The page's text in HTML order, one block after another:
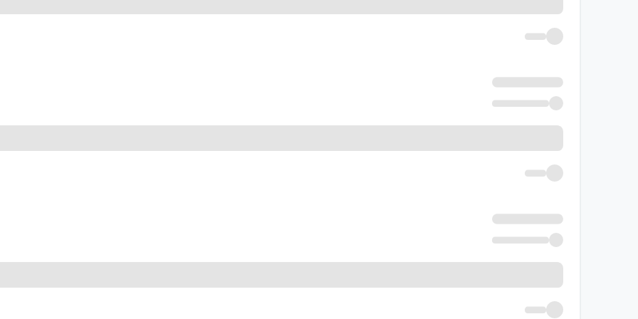
بخش تست آموزشی آزمونک
دوم
خرید کتاب ترجمه، تعریب و مفهوم جامع از انتشارات مشاوران آموزش به چه